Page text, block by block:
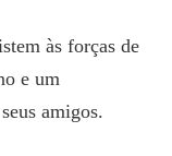
às forças de
e um
amigos.